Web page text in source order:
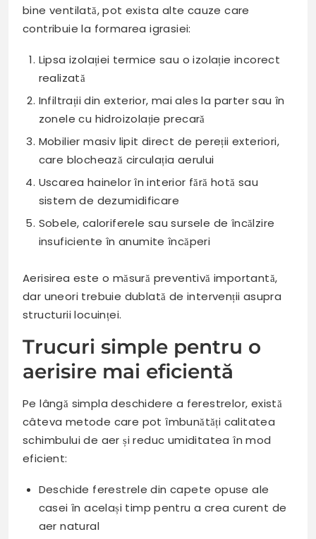
bine ventilată, pot exista alte cauze care
contribuie la formarea igrasiei:
Lipsa izolației termice sau o izolație incorect
realizată
Infiltrații din exterior, mai ales la parter sau în
zonele cu hidroizolație precară
Mobilier masiv lipit direct de pereții exteriori,
care blochează circulația aerului
Uscarea hainelor în interior fără hotă sau
sistem de dezumidificare
Sobele, caloriferele sau sursele de încălzire
insuficiente în anumite încăperi
Aerisirea este o măsură preventivă importantă,
dar uneori trebuie dublată de intervenții asupra
structurii locuinței.
Trucuri simple pentru o
aerisire mai eficientă
Pe lângă simpla deschidere a ferestrelor, există
câteva metode care pot îmbunătăți calitatea
schimbului de aer și reduc umiditatea în mod
eficient:
Deschide ferestrele din capete opuse ale
casei în același timp pentru a crea curent de
aer natural